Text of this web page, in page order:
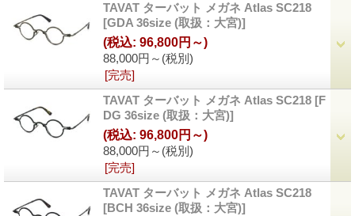
TAVAT ターバット メガネ Atlas SC218
[GDA 36size (取扱：大宮)]
88,000円～ (税別)
(税込: 96,800円～)
[完売]
TAVAT ターバット メガネ Atlas SC218 [F
DG 36size (取扱：大宮)]
88,000円～ (税別)
(税込: 96,800円～)
[完売]
TAVAT ターバット メガネ Atlas SC218
[BCH 36size (取扱：大宮)]